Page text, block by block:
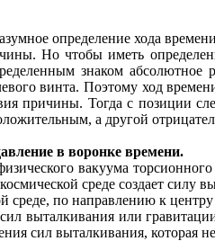
определение хода
Но чтобы иметь
знаком абсолютное
винта. Поэтому ход
причины. Тогда с позиции
а другой
в воронке времени.
вакуума
среде создает силу
среде, по направлению к
выталкивания или
сил выталкивания,